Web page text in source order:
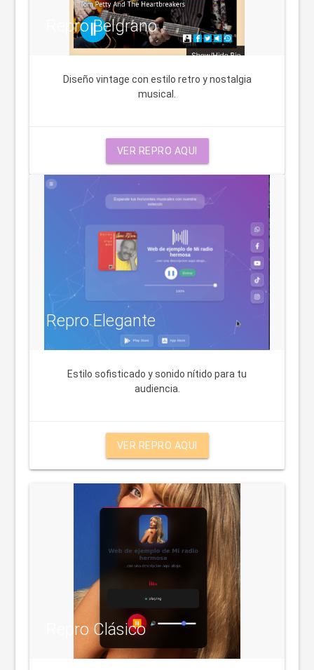
Repro Belgrano
Diseño vintage con estilo retro y nostalgia
musical.
VER REPRO AQUI
Repro Elegante
Estilo sofisticado y sonido nítido para tu
audiencia.
VER REPRO AQUI
Repro Clásico